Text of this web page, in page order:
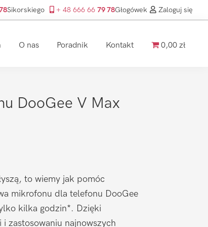
Sikorskiego + 48 666 66 79 78Głogówek Zaloguj się
O nas Poradnik Kontakt 0,00 zł
DooGee V Max
to wiemy jak pomóc
mikrofonu dla telefonu DooGee
kilka godzin*. Dzięki
zastosowaniu najnowszych